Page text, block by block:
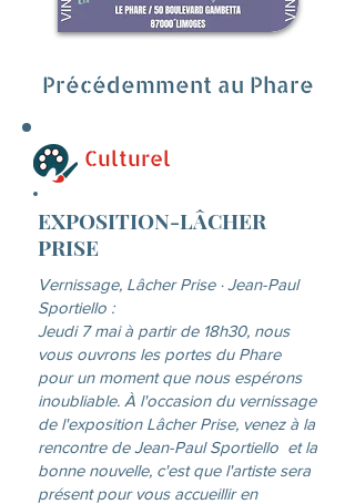
Précédemment au Phare
Culturel
EXPOSITION-LÂCHER
PRISE
Vernissage, Lâcher Prise · Jean-Paul
Sportiello :
Jeudi 7 mai à partir de 18h30, nous
vous ouvrons les portes du Phare
pour un moment que nous espérons
inoubliable. À l'occasion du vernissage
de l'exposition Lâcher Prise, venez à la
rencontre de Jean-Paul Sportiello et la
bonne nouvelle, c'est que l'artiste sera
présent pour vous accueillir en